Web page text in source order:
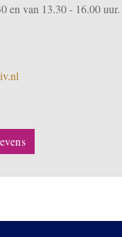
en van 13.30 - 16.00 uur.